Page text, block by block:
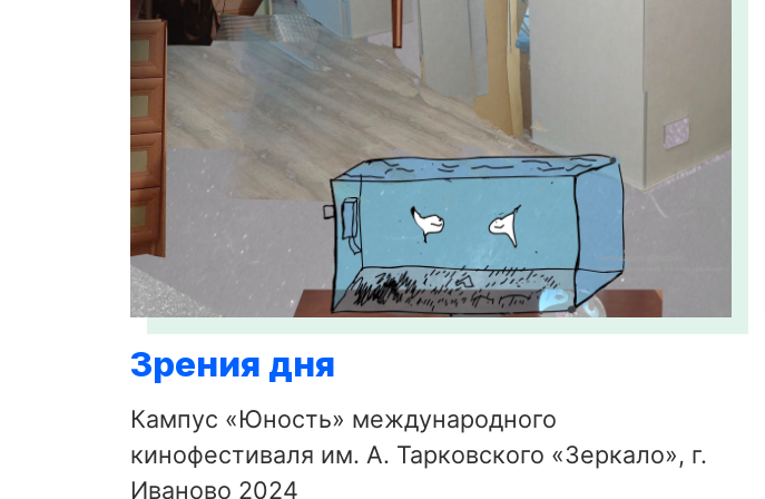
Зрения дня
Кампус «Юность» международного
кинофестиваля им. А. Тарковского «Зеркало», г.
Иваново 2024